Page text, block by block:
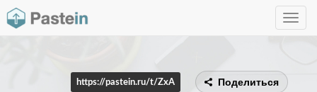
Toggle
https://pastein.ru/t/ZxA Поделиться